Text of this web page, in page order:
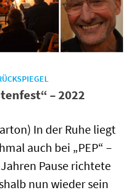
– 2022
In der Ruhe liegt
auch bei „PEP“ –
Pause richtete
nun wieder sein